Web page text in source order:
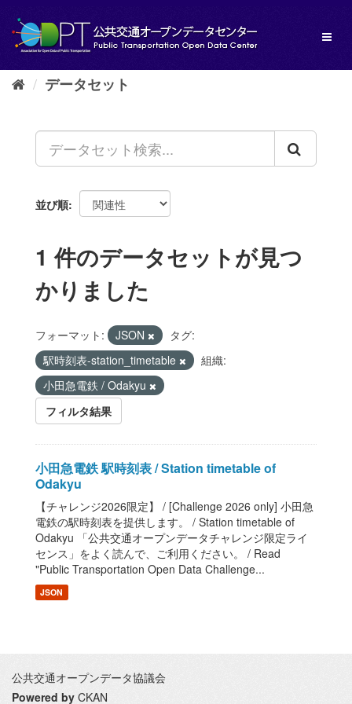
し
データセット
並び順
1 件のデータセットが見つ
かりました
フォーマット: JSON
タグ:
駅時刻表-station_timetable
組織:
小田急電鉄 / Odakyu
フィルタ結果
小田急電鉄 駅時刻表 / Station timetable of
Odakyu
【チャレンジ2026限定】 / [Challenge 2026 only] 小田急
電鉄の駅時刻表を提供します。 / Station timetable of
Odakyu 「公共交通オープンデータチャレンジ限定ライ
センス」をよく読んで、ご利用ください。 / Read
"Public Transportation Open Data Challenge...
JSON
公共交通オープンデータ協議会
Powered by CKAN